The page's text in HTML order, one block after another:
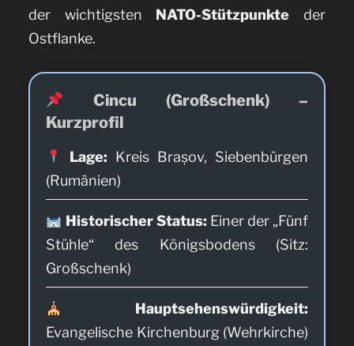
der wichtigsten NATO-Stützpunkte der
Ostflanke.
Cincu (Großschenk) –
Kurzprofil
Lage: Kreis Brașov, Siebenbürgen
(Rumänien)
Historischer Status: Einer der „Fünf
Stühle“ des Königsbodens (Sitz:
Großschenk)
Hauptsehenswürdigkeit:
Evangelische Kirchenburg (Wehrkirche)